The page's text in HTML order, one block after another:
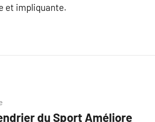
et impliquante.
du Sport Améliore